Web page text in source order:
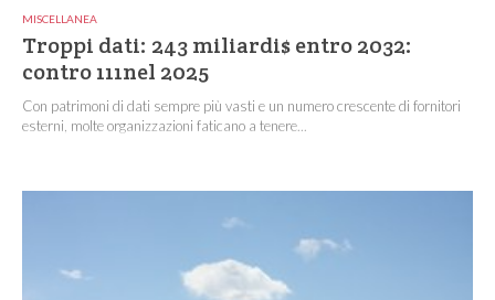
MISCELLANEA
Troppi dati: 243 miliardi$ entro 2032:
contro 111nel 2025
Con patrimoni di dati sempre più vasti e un numero crescente di fornitori
esterni, molte organizzazioni faticano a tenere...